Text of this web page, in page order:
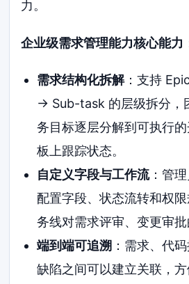
力。
企业级需求管理能力核心能力
需求结构化拆解：支持
→ Sub-task 的层级拆分，
务目标逐层分解到可执行
板上跟踪状态。
自定义字段与工作流：管
配置字段、状态流转和权
务线对需求评审、变更审批
端到端可追溯 ：需求、代
缺陷之间可以建立关联，